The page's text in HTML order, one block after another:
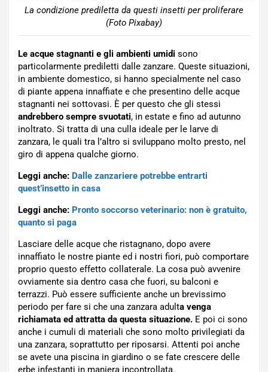
La condizione prediletta da questi insetti per proliferare
(Foto Pixabay)
Le acque stagnanti e gli ambienti umidi sono
particolarmente prediletti dalle zanzare. Queste situazioni,
in ambiente domestico, si hanno specialmente nel caso
di piante appena innaffiate e che presentino delle acque
stagnanti nei sottovasi. È per questo che gli stessi
andrebbero sempre svuotati, in estate e fino ad autunno
inoltrato. Si tratta di una culla ideale per le larve di
zanzara, le quali tra l’altro si sviluppano molto presto, nel
giro di appena qualche giorno.
Leggi anche: Dalle zanzariere potrebbe entrarti
quest’insetto in casa
Leggi anche: Pronto soccorso veterinario: non è gratuito,
quanto si paga
Lasciare delle acque che ristagnano, dopo avere
innaffiato le nostre piante ed i nostri fiori, può comportare
proprio questo effetto collaterale. La cosa può avvenire
ovviamente sia dentro casa che fuori, su balconi e
terrazzi. Può essere sufficiente anche un brevissimo
periodo per fare si che una zanzara adulta venga
richiamata ed attratta da questa situazione. E poi ci sono
anche i cumuli di materiali che sono molto privilegiati da
una zanzara, soprattutto per riposarsi. Attenti poi anche
se avete una piscina in giardino o se fate crescere delle
erbe infestanti in maniera incontrollata.